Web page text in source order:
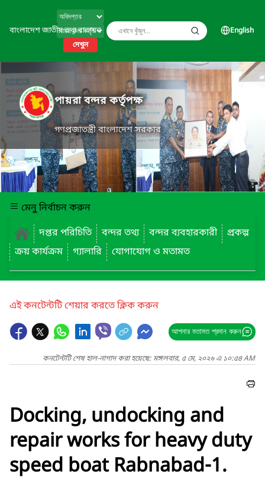
বাংলাদেশ জাতীয় তথ্য বাতায়ন
দেখুন
English
পায়রা বন্দর কর্তৃপক্ষ
গণপ্রজাতন্ত্রী বাংলাদেশ সরকার
মেনু নির্বাচন করুন
দপ্তর পরিচিতি
বন্দর তথ্য বন্দর ব্যবহারকারী
প্রকল্প
ক্রয় কার্যক্রম
গ্যালারি যোগাযোগ ও মতামত
এই কনটেন্টটি শেয়ার করতে ক্লিক করুন
আপনার মতামত প্রদান করুন
কনটেন্টটি শেষ হাল-নাগাদ করা হয়েছে: মঙ্গলবার, ৫ মে, ২০২৬ এ ১০:৫৪ AM
Docking, undocking and
repair works for heavy duty
speed boat Rabnabad-1.